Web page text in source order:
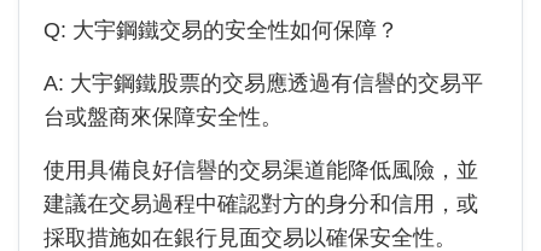
Q: 大宇鋼鐵交易的安全性如何保障？
A: 大宇鋼鐵股票的交易應透過有信譽的交易平
台或盤商來保障安全性。
使用具備良好信譽的交易渠道能降低風險，並
建議在交易過程中確認對方的身分和信用，或
採取措施如在銀行見面交易以確保安全性。